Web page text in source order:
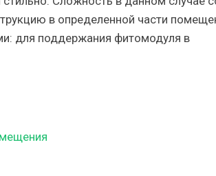
в определенной части
для поддержания фитомодуля в